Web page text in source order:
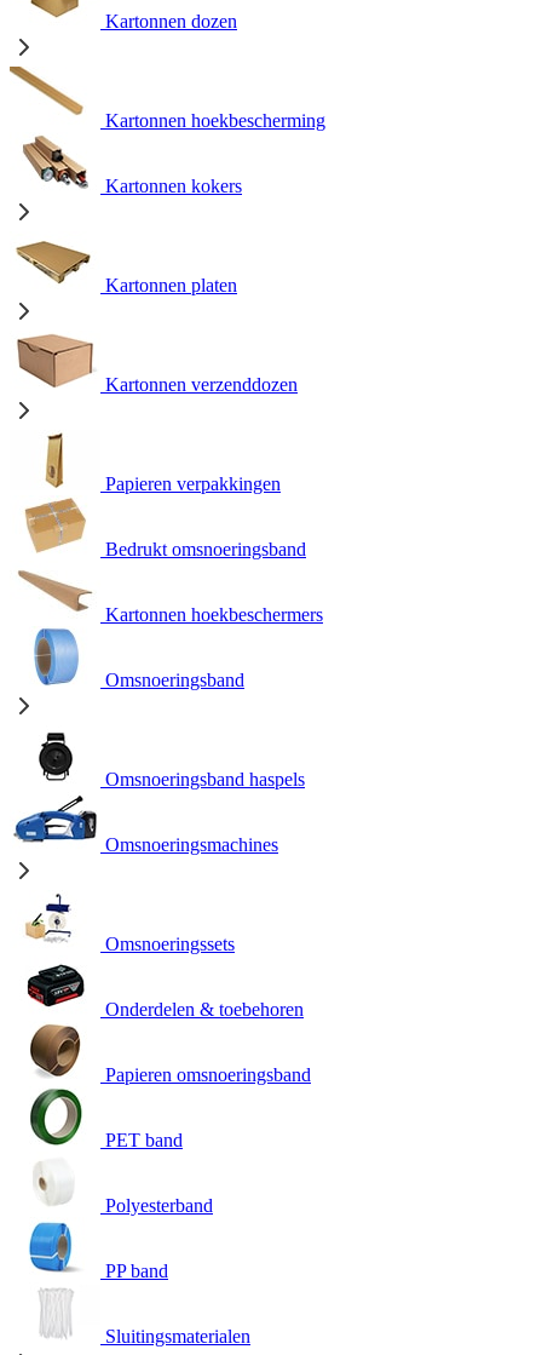
Kartonnen dozen
Kartonnen hoekbescherming
Kartonnen kokers
Kartonnen platen
Kartonnen verzenddozen
Papieren verpakkingen
Bedrukt omsnoeringsband
Kartonnen hoekbeschermers
Omsnoeringsband
Omsnoeringsband haspels
Omsnoeringsmachines
Omsnoeringssets
Onderdelen & toebehoren
Papieren omsnoeringsband
PET band
Polyesterband
PP band
Sluitingsmaterialen